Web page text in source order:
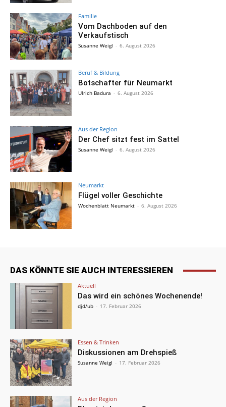
Familie
Vom Dachboden auf den
Verkaufstisch
Susanne Weigl - 6. August 2026
Beruf & Bildung
Botschafter für Neumarkt
Ulrich Badura - 6. August 2026
Aus der Region
Der Chef sitzt fest im Sattel
Susanne Weigl - 6. August 2026
Neumarkt
Flügel voller Geschichte
Wochenblatt Neumarkt - 6. August 2026
DAS KÖNNTE SIE AUCH INTERESSIEREN
Aktuell
Das wird ein schönes Wochenende!
djd/ub - 17. Februar 2026
Essen & Trinken
Diskussionen am Drehspieß
Susanne Weigl - 17. Februar 2026
Aus der Region